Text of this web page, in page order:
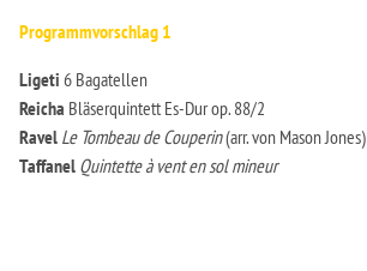
Programmvorschlag 1
Ligeti 6 Bagatellen
Reicha Bläserquintett Es-Dur op. 88/2
Ravel Le Tombeau de Couperin(arr. von Mason Jones)
Taffanel Quintette à vent en sol mineur